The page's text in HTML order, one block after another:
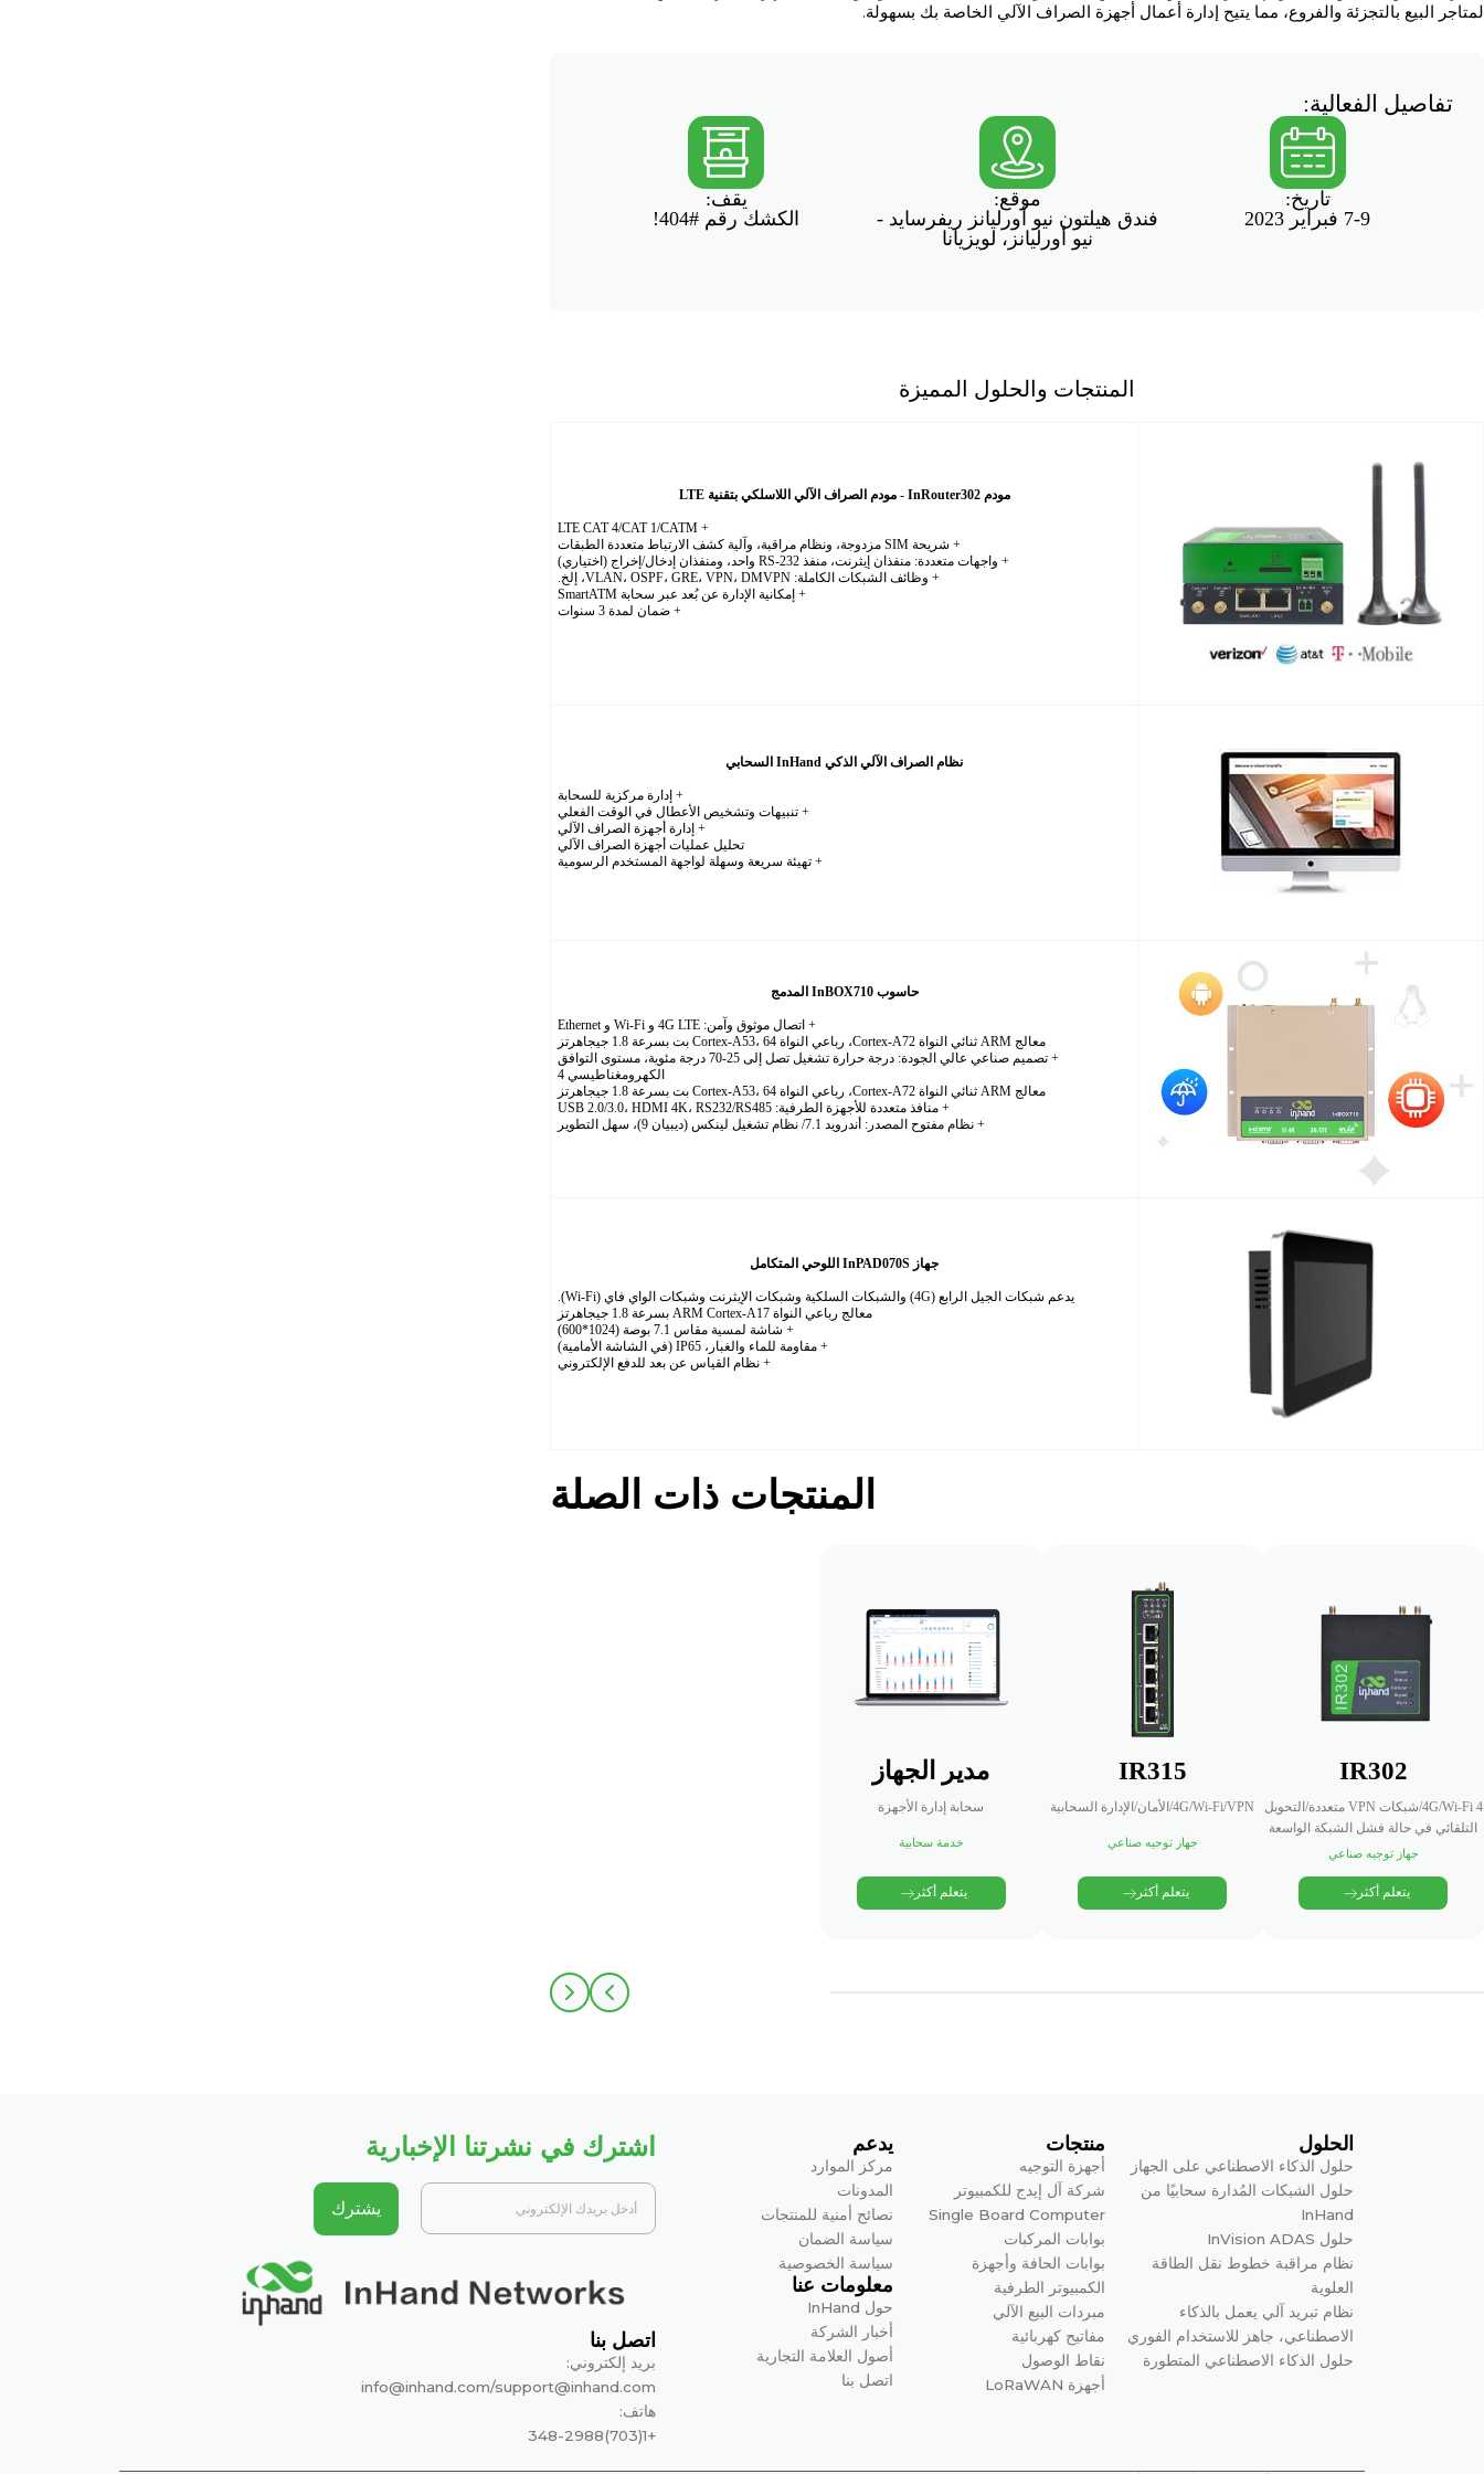
لمتاجر البيع بالتجزئة والفروع، مما يتيح إدارة أعمال أجهزة الصراف الآلي الخاصة بك بسهولة.
تفاصيل الفعالية:
تاريخ:
7-9 فبراير 2023
موقع:
فندق هيلتون نيو أورليانز ريفرسايد -
نيو أورليانز، لويزيانا
يقف:
الكشك رقم #404!
المنتجات والحلول المميزة
مودم InRouter302 - مودم الصراف الآلي اللاسلكي بتقنية LTE
+ LTE CAT 4/CAT 1/CATM
+ شريحة SIM مزدوجة، ونظام مراقبة، وآلية كشف الارتباط متعددة الطبقات
+ واجهات متعددة: منفذان إيثرنت، منفذ RS-232 واحد، ومنفذان إدخال/إخراج (اختياري)
+ وظائف الشبكات الكاملة: VLAN، OSPF، GRE، VPN، DMVPN، إلخ.
+ إمكانية الإدارة عن بُعد عبر سحابة SmartATM
+ ضمان لمدة 3 سنوات
نظام الصراف الآلي الذكي InHand السحابي
+ إدارة مركزية للسحابة
+ تنبيهات وتشخيص الأعطال في الوقت الفعلي
+ إدارة أجهزة الصراف الآلي
تحليل عمليات أجهزة الصراف الآلي
+ تهيئة سريعة وسهلة لواجهة المستخدم الرسومية
حاسوب InBOX710 المدمج
+ اتصال موثوق وآمن: 4G LTE و Wi-Fi و Ethernet
معالج ARM ثنائي النواة Cortex-A72، رباعي النواة Cortex-A53، 64 بت بسرعة 1.8 جيجاهرتز
+ تصميم صناعي عالي الجودة: درجة حرارة تشغيل تصل إلى 25-70 درجة مئوية، مستوى التوافق
الكهرومغناطيسي 4
معالج ARM ثنائي النواة Cortex-A72، رباعي النواة Cortex-A53، 64 بت بسرعة 1.8 جيجاهرتز
+ منافذ متعددة للأجهزة الطرفية: USB 2.0/3.0، HDMI 4K، RS232/RS485
+ نظام مفتوح المصدر: أندرويد 7.1/ نظام تشغيل لينكس (ديبيان 9)، سهل التطوير
جهاز InPAD070S اللوحي المتكامل
يدعم شبكات الجيل الرابع (4G) والشبكات السلكية وشبكات الإيثرنت وشبكات الواي فاي (Wi-Fi).
معالج رباعي النواة ARM Cortex-A17 بسرعة 1.8 جيجاهرتز
+ شاشة لمسية مقاس 7.1 بوصة (1024*600)
+ مقاومة للماء والغبار، IP65 (في الشاشة الأمامية)
+ نظام القياس عن بعد للدفع الإلكتروني
المنتجات ذات الصلة
IR302
4G/Wi-Fi 4/شبكات VPN متعددة/التحويل
التلقائي في حالة فشل الشبكة الواسعة
جهاز توجيه صناعي
يتعلم أكثر
IR315
4G/Wi-Fi/VPN/الأمان/الإدارة السحابية
جهاز توجيه صناعي
يتعلم أكثر
مدير الجهاز
سحابة إدارة الأجهزة
خدمة سحابية
يتعلم أكثر
الحلول
حلول الذكاء الاصطناعي على الجهاز
حلول الشبكات المُدارة سحابيًا من
InHand
حلول InVision ADAS
نظام مراقبة خطوط نقل الطاقة
العلوية
نظام تبريد آلي يعمل بالذكاء
الاصطناعي، جاهز للاستخدام الفوري
حلول الذكاء الاصطناعي المتطورة
منتجات
أجهزة التوجيه
شركة آل إيدج للكمبيوتر
Single Board Computer
بوابات المركبات
بوابات الحافة وأجهزة
الكمبيوتر الطرفية
مبردات البيع الآلي
مفاتيح كهربائية
نقاط الوصول
أجهزة LoRaWAN
يدعم
مركز الموارد
المدونات
نصائح أمنية للمنتجات
سياسة الضمان
سياسة الخصوصية
معلومات عنا
حول InHand
أخبار الشركة
أصول العلامة التجارية
اتصل بنا
اشترك في نشرتنا الإخبارية
يشترك
اتصل بنا
بريد إلكتروني:
info@inhand.com/support@inhand.com
هاتف:
+1(703)348-2988